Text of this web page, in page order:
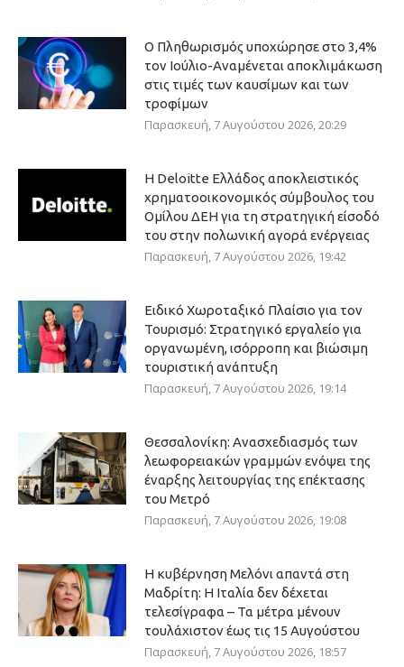
Ο Πληθωρισμός υποχώρησε στο 3,4%
τον Ιούλιο-Αναμένεται αποκλιμάκωση
στις τιμές των καυσίμων και των
τροφίμων
Παρασκευή, 7 Αυγούστου 2026, 20:29
Η Deloitte Ελλάδος αποκλειστικός
χρηματοοικονομικός σύμβουλος του
Ομίλου ΔΕΗ για τη στρατηγική είσοδό
του στην πολωνική αγορά ενέργειας
Παρασκευή, 7 Αυγούστου 2026, 19:42
Ειδικό Χωροταξικό Πλαίσιο για τον
Τουρισμό: Στρατηγικό εργαλείο για
οργανωμένη, ισόρροπη και βιώσιμη
τουριστική ανάπτυξη
Παρασκευή, 7 Αυγούστου 2026, 19:14
Θεσσαλονίκη: Ανασχεδιασμός των
λεωφορειακών γραμμών ενόψει της
έναρξης λειτουργίας της επέκτασης
του Μετρό
Παρασκευή, 7 Αυγούστου 2026, 19:08
Η κυβέρνηση Μελόνι απαντά στη
Μαδρίτη: Η Ιταλία δεν δέχεται
τελεσίγραφα – Τα μέτρα μένουν
τουλάχιστον έως τις 15 Αυγούστου
Παρασκευή, 7 Αυγούστου 2026, 18:57